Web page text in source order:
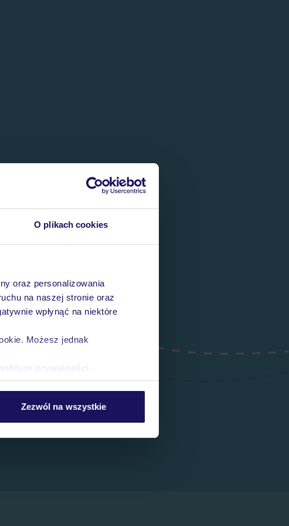
O plikach cookies
oraz personalizowania
na naszej stronie oraz
wpłynąć na niektóre
Możesz jednak
prywatności
Zezwól na wszystkie